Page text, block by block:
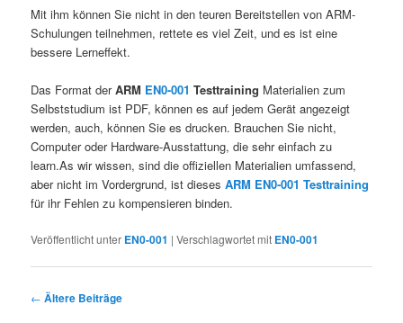
Mit ihm können Sie nicht in den teuren Bereitstellen von ARM-
Schulungen teilnehmen, rettete es viel Zeit, und es ist eine
bessere Lerneffekt.
Das Format derARM EN0-001 Testtraining Materialien zum
Selbststudium ist PDF, können es auf jedem Gerät angezeigt
werden, auch, können Sie es drucken. Brauchen Sie nicht,
Computer oder Hardware-Ausstattung, die sehr einfach zu
learn.As wir wissen, sind die offiziellen Materialien umfassend,
aber nicht im Vordergrund, ist diesesARM EN0-001 Testtraining
für ihr Fehlen zu kompensieren binden.
Veröffentlicht unter EN0-001 |Verschlagwortet mit EN0-001
Artikelnavigation
← Ältere Beiträge